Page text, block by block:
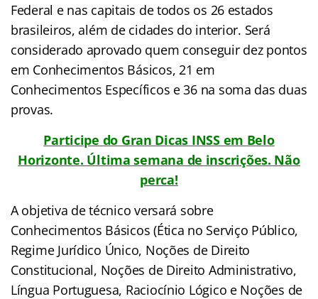
Federal e nas capitais de todos os 26 estados
brasileiros, além de cidades do interior. Será
considerado aprovado quem conseguir dez pontos
em Conhecimentos Básicos, 21 em
Conhecimentos Específicos e 36 na soma das duas
provas.
Participe do Gran Dicas INSS em Belo
Horizonte. Última semana de inscrições. Não
perca!
A objetiva de técnico versará sobre
Conhecimentos Básicos (Ética no Serviço Público,
Regime Jurídico Único, Noções de Direito
Constitucional, Noções de Direito Administrativo,
Língua Portuguesa, Raciocínio Lógico e Noções de